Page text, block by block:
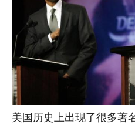
美国历史上出现了很多著